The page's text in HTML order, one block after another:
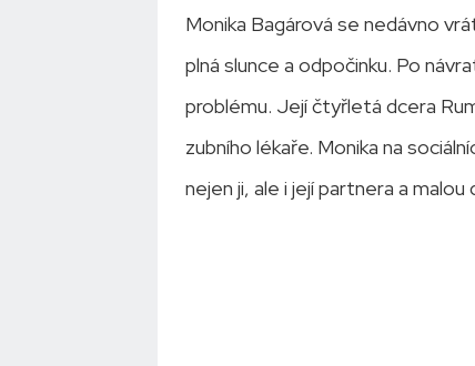
Monika Bagárová se nedávno
plná slunce a odpočinku. Po
problému. Její čtyřletá dcera
zubního lékaře. Monika na
nejen ji, ale i její partnera a malou